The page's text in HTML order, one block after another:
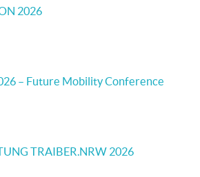
2026
– Future Mobility Conference
TRAIBER.NRW 2026